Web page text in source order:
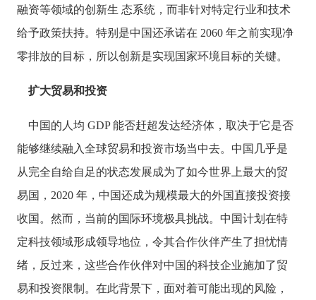
融资等领域的创新生 态系统，而非针对特定行业和技术
给予政策扶持。特别是中国还承诺在 2060 年之前实现净
零排放的目标，所以创新是实现国家环境目标的关键。
扩大贸易和投资
中国的人均 GDP 能否赶超发达经济体，取决于它是否
能够继续融入全球贸易和投资市场当中去。中国几乎是
从完全自给自足的状态发展成为了如今世界上最大的贸
易国，2020 年，中国还成为规模最大的外国直接投资接
收国。然而，当前的国际环境极具挑战。中国计划在特
定科技领域形成领导地位，令其合作伙伴产生了担忧情
绪，反过来，这些合作伙伴对中国的科技企业施加了贸
易和投资限制。在此背景下，面对着可能出现的风险，